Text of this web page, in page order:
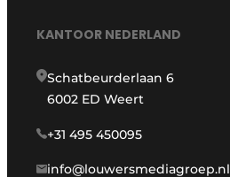
KANTOOR NEDERLAND
Schatbeurderlaan 6
6002 ED Weert
+31 495 450095
info@louwersmediagroep.nl